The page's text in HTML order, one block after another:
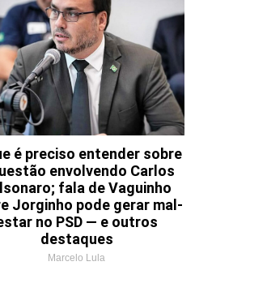
é preciso entender sobre
envolvendo Carlos
fala de Vaguinho
Jorginho pode gerar mal-
no PSD — e outros
destaques
Marcelo Lula